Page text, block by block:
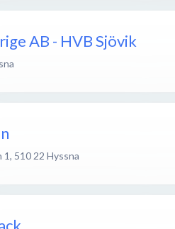
AB - HVB Sjövik
1, 510 22 Hyssna